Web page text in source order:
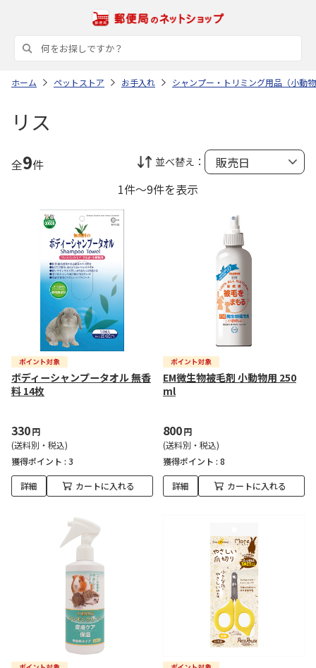
ホーム ペットストア お手入れ シャンプー・トリミング用品（小動
リス
全9件 並べ替え：
1件～9件を表示
ボディーシャンプータオル 無香
料 14枚
330円
(送料別・税込)
獲得ポイント : 3
詳細 カートに入れる
EM微生物被毛剤 小動物用 250
ml
800円
(送料別・税込)
獲得ポイント : 8
詳細 カートに入れる